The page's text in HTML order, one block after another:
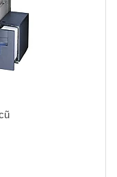
2009-2010 có tốc độ
có công suất lớn,
những công ty có số